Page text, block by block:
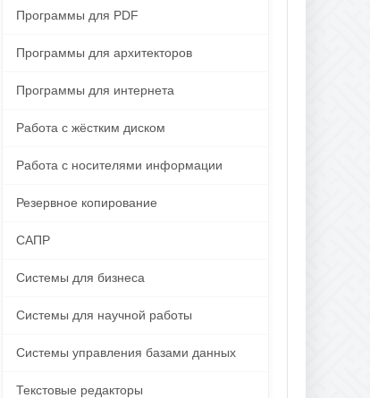
Программы для PDF
Программы для архитекторов
Программы для интернета
Работа с жёстким диском
Работа с носителями информации
Резервное копирование
САПР
Системы для бизнеса
Системы для научной работы
Системы управления базами данных
Текстовые редакторы